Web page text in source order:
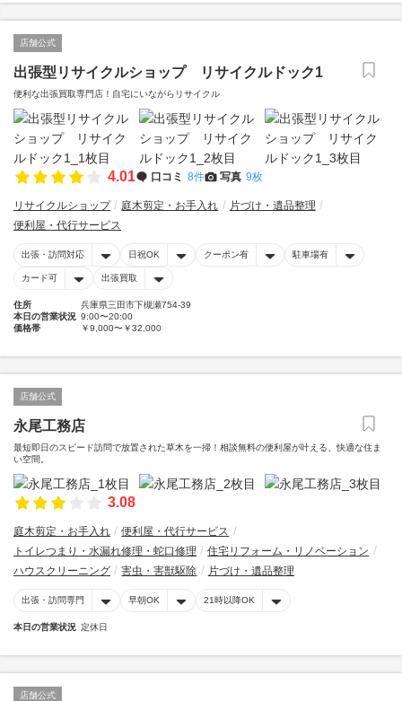
店舗公式
出張型リサイクルショップ リサイクルドック1
便利な出張買取専門店！自宅にいながらリサイクル
4.01 口コミ 8件 写真 9枚
リサイクルショップ 庭木剪定・お手入れ
片づけ・遺品整理
便利屋・代行サービス
出張・訪問対応 日祝OK クーポン有 駐車場有
カード可 出張買取
住所
兵庫県三田市下槻瀬754-39
本日の営業状況 9:00〜20:00
価格帯
￥9,000〜￥32,000
店舗公式
永尾工務店
最短即日のスピード訪問で放置された草木を一掃！相談無料の便利屋が叶える、快適な住ま
い空間。
3.08
庭木剪定・お手入れ
便利屋・代行サービス
トイレつまり・水漏れ修理・蛇口修理
住宅リフォーム・リノベーション
ハウスクリーニング
害虫・害獣駆除 片づけ・遺品整理
出張・訪問専門 早朝OK 21時以降OK
本日の営業状況 定休日
店舗公式